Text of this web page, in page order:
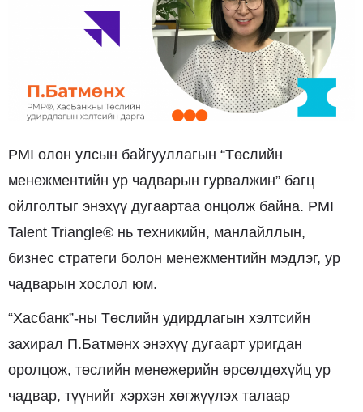
PMI олон улсын байгууллагын “Төслийн
менежментийн ур чадварын гурвалжин” багц
ойлголтыг энэхүү дугаартаа онцолж байна. PMI
Talent Triangle® нь техникийн, манлайллын,
бизнес стратеги болон менежментийн мэдлэг, ур
чадварын хослол юм.
“Хасбанк”-ны Төслийн удирдлагын хэлтсийн
захирал П.Батмөнх энэхүү дугаарт уригдан
оролцож, төслийн менежерийн өрсөлдөхүйц ур
чадвар, түүнийг хэрхэн хөгжүүлэх талаар